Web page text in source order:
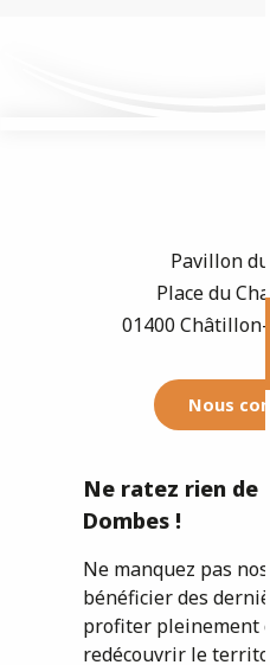
Pavillon
Place du
01400
Nous
Ne ratez rien de
Dombes !
Ne manquez pas
bénéficier des
profiter pleinement
redécouvrir le